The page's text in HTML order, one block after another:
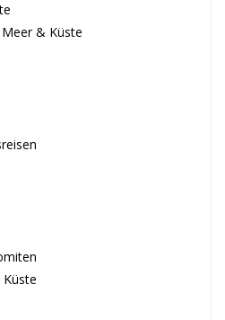
& Küste